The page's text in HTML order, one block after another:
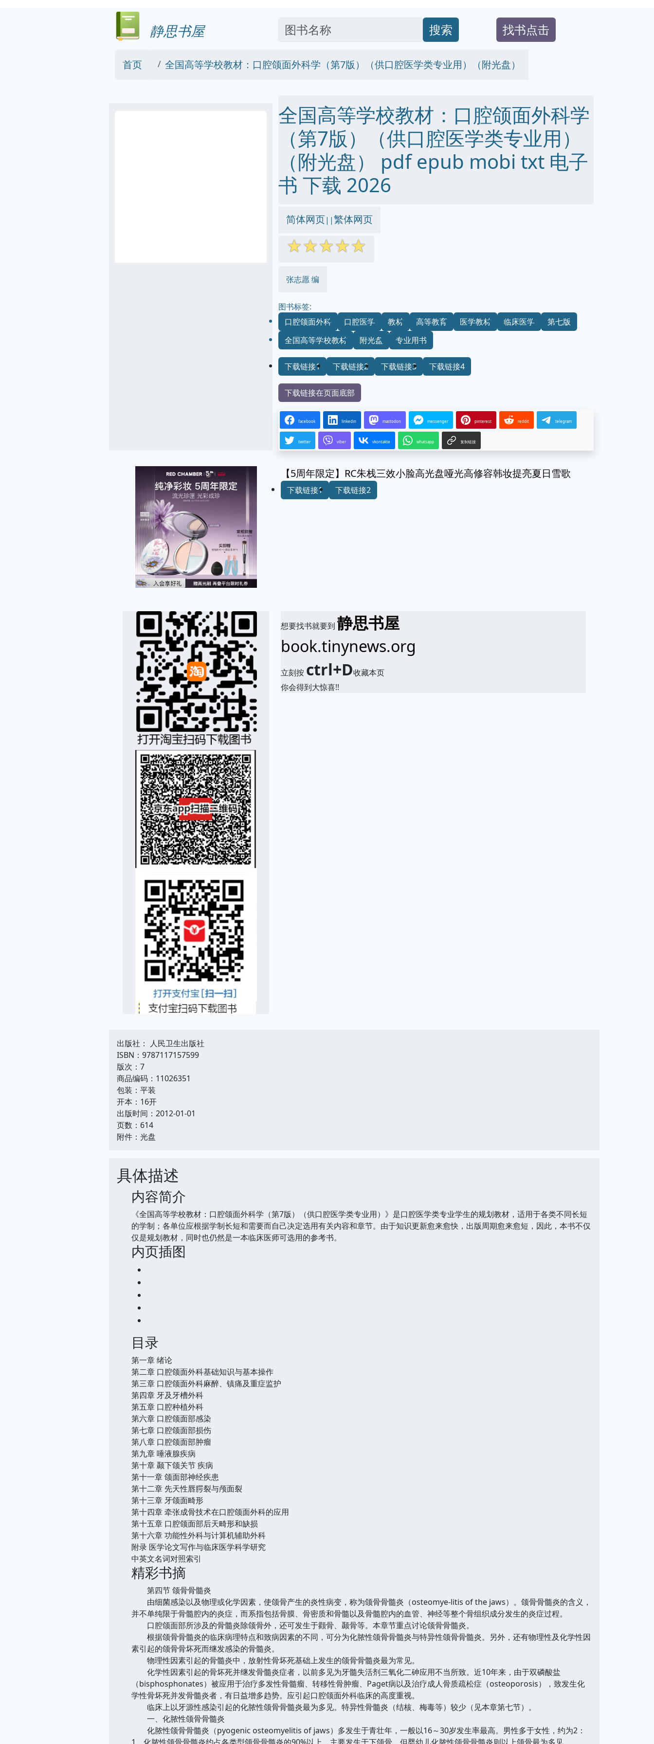
静思书屋 搜索 找书点击
首页 全国高等学校教材：口腔颌面外科学（第7版）（供口腔医学类专业用）（附光盘）
全国高等学校教材：口腔颌面外科学
（第7版）（供口腔医学类专业用）
（附光盘） pdf epub mobi txt 电子
书 下载 2026
简体网页||繁体网页
☆☆☆☆☆
张志愿 编
图书标签:
口腔颌面外科
口腔医学 教材 高等教育 医学教材 临床医学
第七版
全国高等学校教材
附光盘 专业用书
下载链接1 下载链接2 下载链接3 下载链接4
下载链接在页面底部
facebook linkedin mastodon messenger pinterest reddit telegram
twitter viber vkontakte whatsapp 复制链接
【5周年限定】RC朱栈三效小脸高光盘哑光高修容韩妆提亮夏日雪歌
下载链接1 下载链接2
想要找书就要到静思书屋
book.tinynews.org
立刻按 ctrl+D收藏本页
你会得到大惊喜!!
出版社： 人民卫生出版社
ISBN：9787117157599
版次：7
商品编码：11026351
包装：平装
开本：16开
出版时间：2012-01-01
页数：614
附件：光盘
具体描述
内容简介
《全国高等学校教材：口腔颌面外科学（第7版）（供口腔医学类专业用）》是口腔医学类专业学生的规划教材，适用于各类不同长短
的学制；各单位应根据学制长短和需要而自己决定选用有关内容和章节。由于知识更新愈来愈快，出版周期愈来愈短，因此，本书不仅
仅是规划教材，同时也仍然是一本临床医师可选用的参考书。
内页插图
目录
第一章 绪论
第二章 口腔颌面外科基础知识与基本操作
第三章 口腔颌面外科麻醉、镇痛及重症监护
第四章 牙及牙槽外科
第五章 口腔种植外科
第六章 口腔颌面部感染
第七章 口腔颌面部损伤
第八章 口腔颌面部肿瘤
第九章 唾液腺疾病
第十章 颞下颌关节 疾病
第十一章 颌面部神经疾患
第十二章 先天性唇腭裂与颅面裂
第十三章 牙颌面畸形
第十四章 牵张成骨技术在口腔颌面外科的应用
第十五章 口腔颌面部后天畸形和缺损
第十六章 功能性外科与计算机辅助外科
附录 医学论文写作与临床医学科学研究
中英文名词对照索引
精彩书摘
第四节 颌骨骨髓炎
由细菌感染以及物理或化学因素，使颌骨产生的炎性病变，称为颌骨骨髓炎（osteomye-litis of the jaws）。颌骨骨髓炎的含义，
并不单纯限于骨髓腔内的炎症，而系指包括骨膜、骨密质和骨髓以及骨髓腔内的血管、神经等整个骨组织成分发生的炎症过程。
口腔颌面部所涉及的骨髓炎除颌骨外，还可发生于颧骨、颞骨等。本章节重点讨论颌骨骨髓炎。
根据颌骨骨髓炎的临床病理特点和致病因素的不同，可分为化脓性颌骨骨髓炎与特异性颌骨骨髓炎。另外，还有物理性及化学性因
素引起的颌骨骨坏死而继发感染的骨髓炎。
物理性因素引起的骨髓炎中，放射性骨坏死基础上发生的颌骨骨髓炎最为常见。
化学性因素引起的骨坏死并继发骨髓炎症者，以前多见为牙髓失活剂三氧化二砷应用不当所致。近10年来，由于双磷酸盐
（bisphosphonates）被应用于治疗多发性骨髓瘤、转移性骨肿瘤、Paget病以及治疗成人骨质疏松症（osteoporosis），致发生化
学性骨坏死并发骨髓炎者，有日益增多趋势。应引起口腔颌面外科临床的高度重视。
临床上以牙源性感染引起的化脓性颌骨骨髓炎最为多见。特异性骨髓炎（结核、梅毒等）较少（见本章第七节）。
一、化脓性颌骨骨髓炎
化脓性颌骨骨髓炎（pyogenic osteomyelitis of jaws）多发生于青壮年，一般以16～30岁发生率最高。男性多于女性，约为2：